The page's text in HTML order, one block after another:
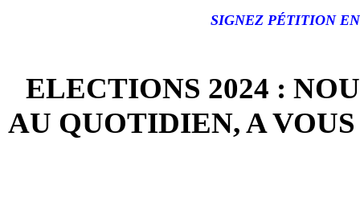
SIGNEZ PÉTITION
ELECTIONS 2024 :
AU QUOTIDIEN, A